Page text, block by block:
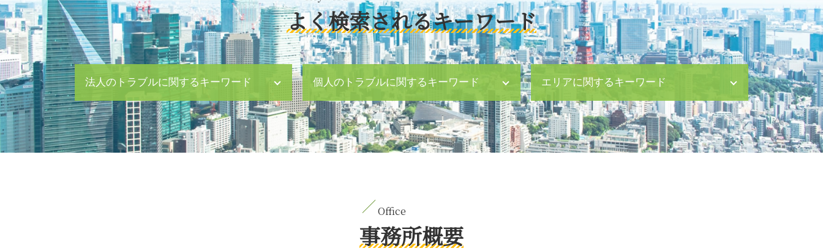
よく検索されるキーワード
法人のトラブルに関するキーワード
契約書 作成
企業間 トラブル
会社法 内部統制
個人のトラブルに関するキーワード
遺言書 遺留分
配偶者居住権 相続法
ハラスメント 職場
人身事故 とは
相続法 改正
公正証書遺言 必要書類
エリアに関するキーワード
親権取得 新宿区 弁護士
M&A 茅場町 弁護士
契約書作成 中央区 弁護士
事務所概要